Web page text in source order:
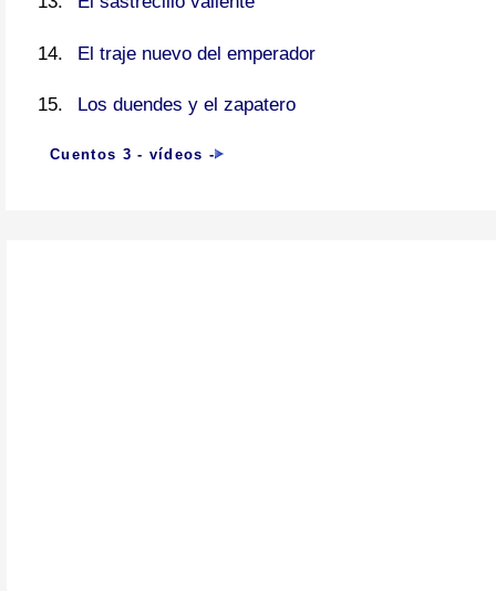
El traje nuevo del emperador
Los duendes y el zapatero
Cuentos 3 - vídeos -